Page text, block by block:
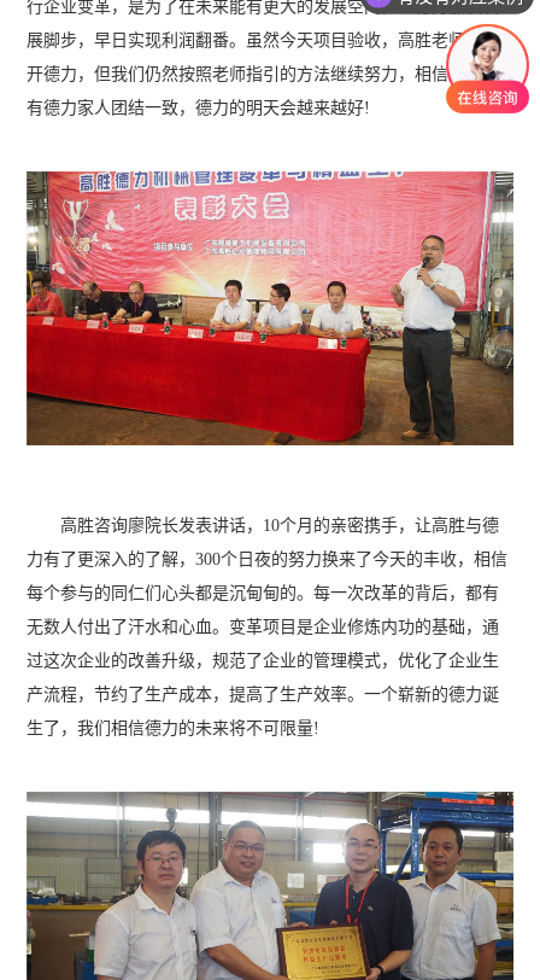
行企业变革，是为了在未来能有更大的发展空间，让德力加快发
展脚步，早日实现利润翻番。虽然今天项目验收，高胜老师将离
开德力，但我们仍然按照老师指引的方法继续努力，相信只要所
有德力家人团结一致，德力的明天会越来越好!
高胜咨询廖院长发表讲话，10个月的亲密携手，让高胜与德
力有了更深入的了解，300个日夜的努力换来了今天的丰收，相信
每个参与的同仁们心头都是沉甸甸的。每一次改革的背后，都有
无数人付出了汗水和心血。变革项目是企业修炼内功的基础，通
过这次企业的改善升级，规范了企业的管理模式，优化了企业生
产流程，节约了生产成本，提高了生产效率。一个崭新的德力诞
生了，我们相信德力的未来将不可限量!